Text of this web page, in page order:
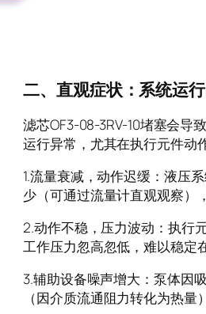
二、直观症状：系统运
滤芯OF3-08-3RV-10堵塞会导
运行异常，尤其在执行元件动
1.流量衰减，动作迟缓：液压
少（可通过流量计直观观察）
2.动作不稳，压力波动：执行
工作压力忽高忽低，难以稳定
3.辅助设备噪声增大：泵体因
（因介质流通阻力转化为热量